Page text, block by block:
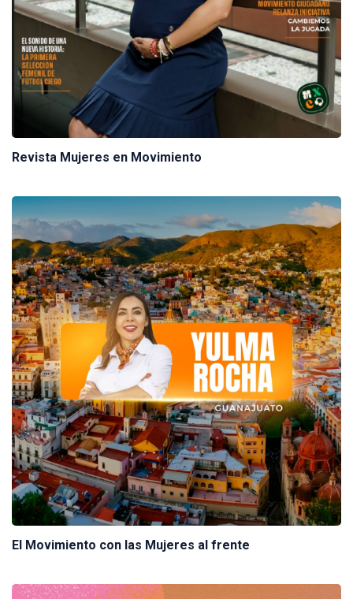
Revista Mujeres en Movimiento
El Movimiento con las Mujeres al frente